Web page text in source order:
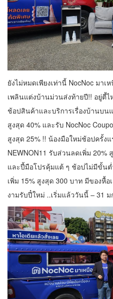
ยังไม่หมดเพียงเท่านี้ NocNoc มา
เพลินแต่งบ้านม่วนส่งท้ายปี!! อยู่ตี้ไ
ช้อปสินค้าและบริการเรื่องบ้านบ
สูงสุด 40% และรับ NocNoc
สูงสุด 25% !! น้องมือใหม่ช้อปครั้ง
NEWNON11 รับส่วนลดเพิ่ม 20%
และปี้มือโปรคุ้มแต้ ๆ ช้อปไม่มีขั้นต่
เพิ่ม 15% สูงสุด 300 บาท มีของหื้
งามรับปี๋ใหม่ ..เริ่มแล้ววันนี้ – 31